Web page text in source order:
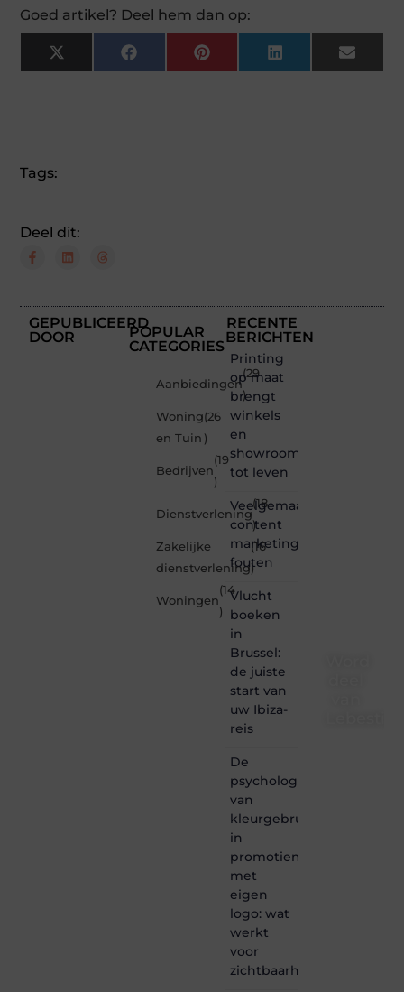
Goed artikel? Deel hem dan op:
X
(Twitter)
FacebookPinterestLinkedInEmail
Tags:
Deel dit:
GEPUBLICEERD
DOOR
POPULAR
CATEGORIES
Aanbiedingen
(29
)
Woning
en Tuin
(26
)
Bedrijven
(19
)
Dienstverlening
(18
)
Zakelijke
dienstverlening
(16
)
Woningen
(14
)
RECENTE
BERICHTEN
Printing
op maat
brengt
winkels
en
showrooms
tot leven
Veelgemaakte
content
marketing
fouten
Vlucht
boeken
in
Brussel:
de juiste
start van
uw Ibiza-
reis
De
psychologie
van
kleurgebruik
in
promotiemateriaal
met
eigen
logo: wat
werkt
voor
zichtbaarheid